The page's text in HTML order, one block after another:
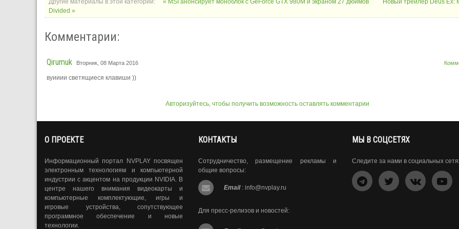
Другие материалы в этой категории: « MSI анонсирует моноблок с GeForce GTX 980M и экраном 27 дюймов
Новый трейлер Deus Ex:
Divided »
Комментарии:
Qirumuk Вторник, 08 Марта 2016
вуииии светящиеся клавиши ))
Авторизуйтесь, чтобы получить возможность оставлять комментарии
О ПРОЕКТЕ
Информационный портал NVPLAY посвящен
электронным технологиям и компьютерной
индустрии с акцентом на продукции NVIDIA. В
центре нашего внимания видеокарты и
компьютерные комплектующие, игры и
игровые устройства, сопутствующее
программное обеспечение и новые
технологии.
КОНТАКТЫ
Сотрудничество, размещение рекламы и
общие вопросы:
Email : info@nvplay.ru
Для пресс-релизов и новостей:
МЫ В СОЦСЕТЯХ
Следите за нами в социальных